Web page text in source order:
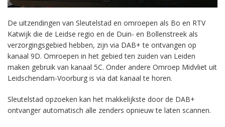
De uitzendingen van Sleutelstad en omroepen als Bo en RTV
Katwijk die de Leidse regio en de Duin- en Bollenstreek als
verzorgingsgebied hebben, zijn via DAB+ te ontvangen op
kanaal 9D. Omroepen in het gebied ten zuiden van Leiden
maken gebruik van kanaal 5C. Onder andere Omroep Midvliet uit
Leidschendam-Voorburg is via dat kanaal te horen.
Sleutelstad opzoeken kan het makkelijkste door de DAB+
ontvanger automatisch alle zenders opnieuw te laten scannen.